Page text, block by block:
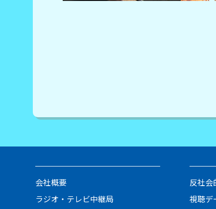
会社概要
ラジオ・テレビ中継局
反社会
視聴デ